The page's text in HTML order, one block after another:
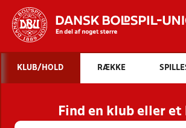
Hvad
INDHOLD
STILLINGER, RESULTATER,
HOLD
KLUB/HOLD RÆKKE
Find en klub eller et